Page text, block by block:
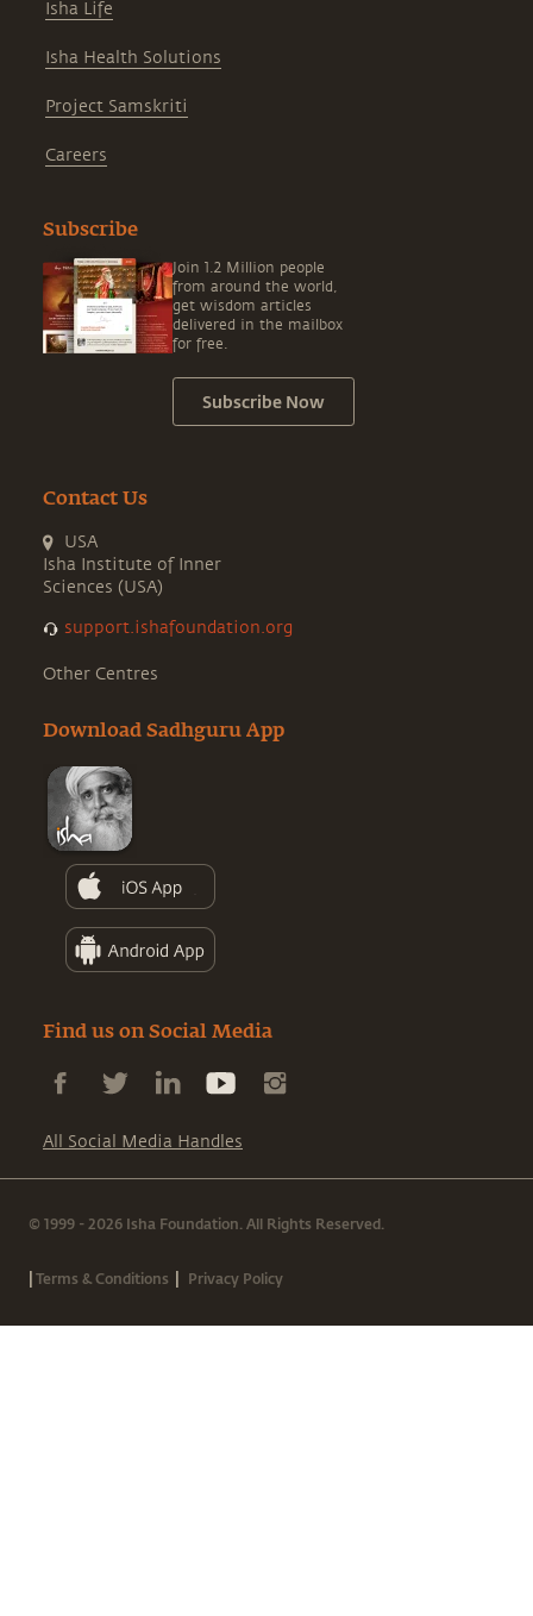
Isha Life
Isha Health Solutions
Project Samskriti
Careers
Subscribe
Join 1.2 Million people
from around the world,
get wisdom articles
delivered in the mailbox
for free.
Subscribe Now
Contact Us
USA
Isha Institute of Inner
Sciences (USA)
support.ishafoundation.org
Other Centres
Download Sadhguru App
Find us on Social Media
All Social Media Handles
© 1999 - 2026 Isha Foundation. All Rights Reserved.
|Terms & Conditions | Privacy Policy